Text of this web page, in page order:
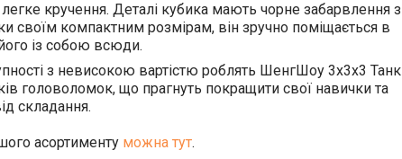
кручення. Деталі кубика мають чорне забарвлення з
своїм компактним розмірам, він зручно поміщається в
із собою всюди.
з невисокою вартістю роблять ШенгШоу 3х3х3 Танк
головоломок, що прагнуть покращити свої навички та
складання.
асортименту можна тут.